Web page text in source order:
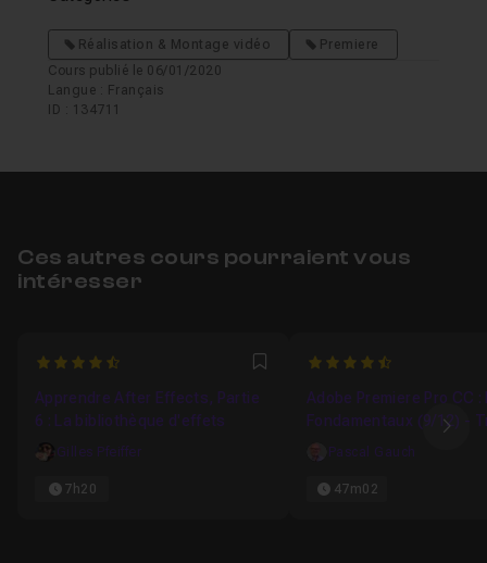
Réalisation & Montage vidéo
Premiere
Cours publié le 06/01/2020
Langue : Français
ID : 134711
Ces autres cours pourraient vous
intéresser
4.5454545454545 Favori
Apprendre After Effects, Partie
6 : La bibliothèque d'effets
Gilles Pfeiffer
7h20
4.8461538461538
Adobe Premiere Pro CC :
Fondamentaux (9/12) -
avec les effets
Pascal Gauch
47m02